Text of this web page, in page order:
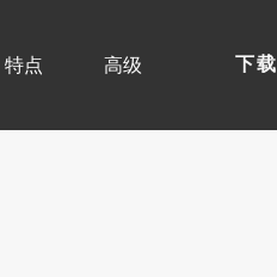
特点 高级 下载